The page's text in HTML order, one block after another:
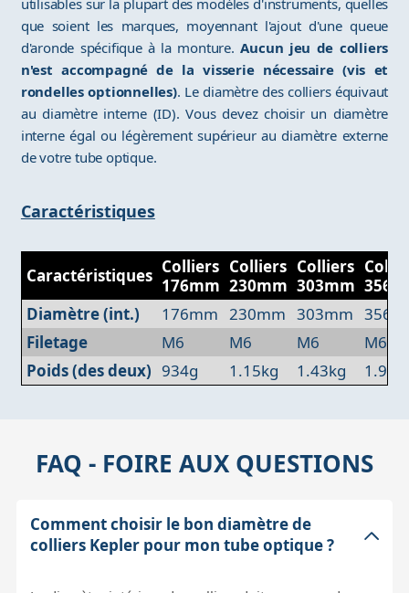
utilisables sur la plupart des modèles d'instruments, quelles
que soient les marques, moyennant l'ajout d'une queue
d'aronde spécifique à la monture.Aucun jeu de colliers
n'est accompagné de la visserie nécessaire (vis et
rondelles optionnelles). Le diamètre des colliers équivaut
au diamètre interne (ID). Vous devez choisir un diamètre
interne égal ou légèrement supérieur au diamètre externe
de votre tube optique.
Caractéristiques
Caractéristiques Colliers
176mm
Colliers
230mm
Colliers
303mm
Diamètre (int.)
176mm 230mm 303mm
Filetage
M6 M6 M6
M6
Poids (des deux) 934g 1.15kg 1.43kg
FAQ - FOIRE AUX QUESTIONS
Comment choisir le bon diamètre de
colliers Kepler pour mon tube optique ?